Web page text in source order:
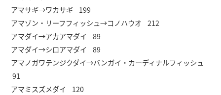
アマサギ→ワカサギ 199
アマゾン・リーフフィッシュ→コノハウオ 212
アマダイ→アカアマダイ 89
アマダイ→シロアマダイ 89
アマノガワテンジクダイ→バンガイ・カーディナルフィッシュ
91
アマミスズメダイ 120